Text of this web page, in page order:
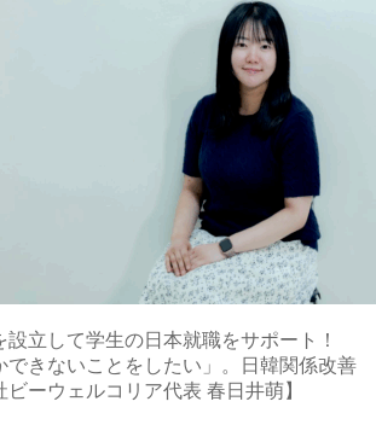
設立して学生の日本就職をサポート！
できないことをしたい」。日韓関係改善
ビーウェルコリア代表 春日井萌】